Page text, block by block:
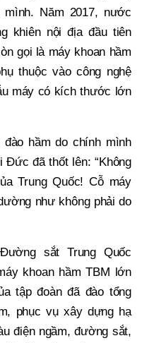
Năm 2017, nước
khiên nội địa đầu tiên
gọi là máy khoan hầm
thuộc vào công nghệ
máy có kích thước lớn
hầm do chính mình
đã thốt lên: “Không
Trung Quốc! Cỗ máy
như không phải do
sắt Trung Quốc
khoan hầm TBM lớn
tập đoàn đã đào tổng
phục vụ xây dựng hạ
điện ngầm, đường sắt,